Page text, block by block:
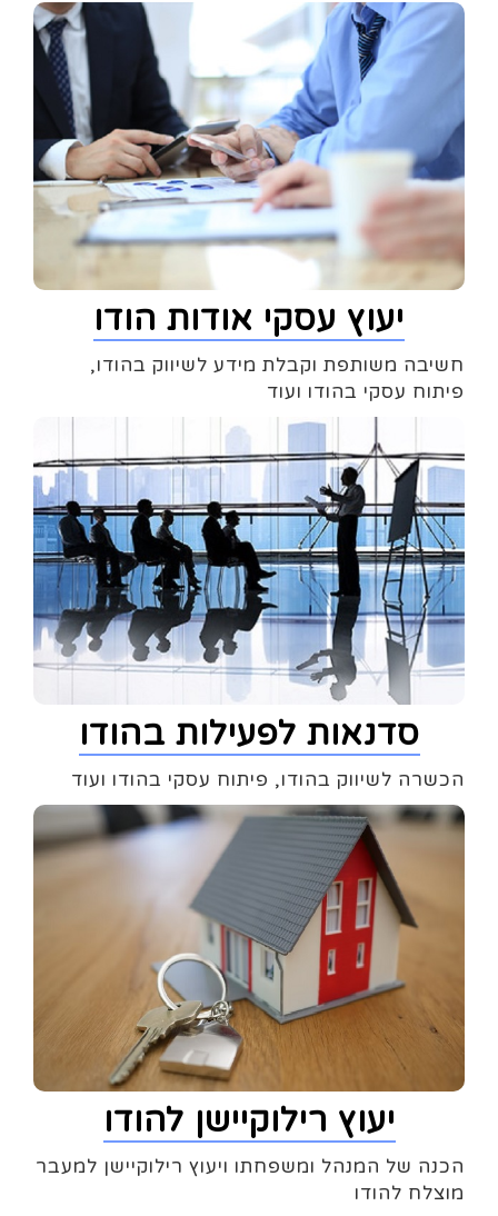
יעוץ עסקי אודות הודו
חשיבה משותפת וקבלת מידע לשיווק בהודו,
פיתוח עסקי בהודו ועוד
סדנאות לפעילות בהודו
הכשרה לשיווק בהודו, פיתוח עסקי בהודו ועוד
יעוץ רילוקיישן להודו
הכנה של המנהל ומשפחתו ויעוץ רילוקיישן למעבר
מוצלח להודו